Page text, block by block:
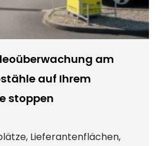
am
auf Ihrem
stoppen
Lieferantenflächen,